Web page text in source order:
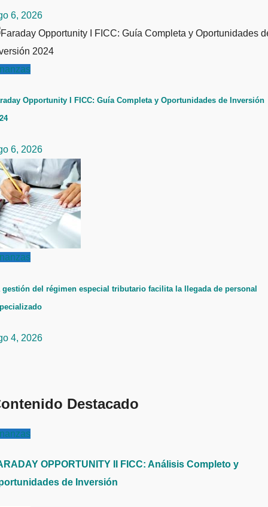
6, 2026
Opportunity I FICC: Guía Completa y Oportunidades de Inversión
6, 2026
gestión del régimen especial tributario facilita la llegada de personal
4, 2026
Destacado
OPPORTUNITY II FICC: Análisis Completo y
de Inversión